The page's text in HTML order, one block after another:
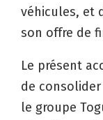
véhicules, et
son offre de
Le présent
de
le groupe